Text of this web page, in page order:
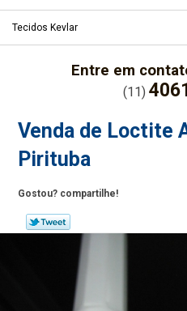
Tecidos Kevlar
Entre em
(11)
Venda de Loctite
Pirituba
Gostou? compartilhe!